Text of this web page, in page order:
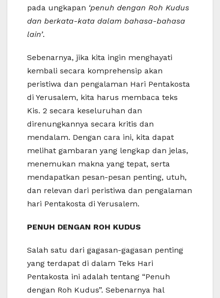
pada ungkapan ‘penuh dengan Roh Kudus
dan berkata-kata dalam bahasa-bahasa
lain’.
Sebenarnya, jika kita ingin menghayati
kembali secara komprehensip akan
peristiwa dan pengalaman Hari Pentakosta
di Yerusalem, kita harus membaca teks
Kis. 2 secara keseluruhan dan
direnungkannya secara kritis dan
mendalam. Dengan cara ini, kita dapat
melihat gambaran yang lengkap dan jelas,
menemukan makna yang tepat, serta
mendapatkan pesan-pesan penting, utuh,
dan relevan dari peristiwa dan pengalaman
hari Pentakosta di Yerusalem.
PENUH DENGAN ROH KUDUS
Salah satu dari gagasan-gagasan penting
yang terdapat di dalam Teks Hari
Pentakosta ini adalah tentang “Penuh
dengan Roh Kudus”. Sebenarnya hal